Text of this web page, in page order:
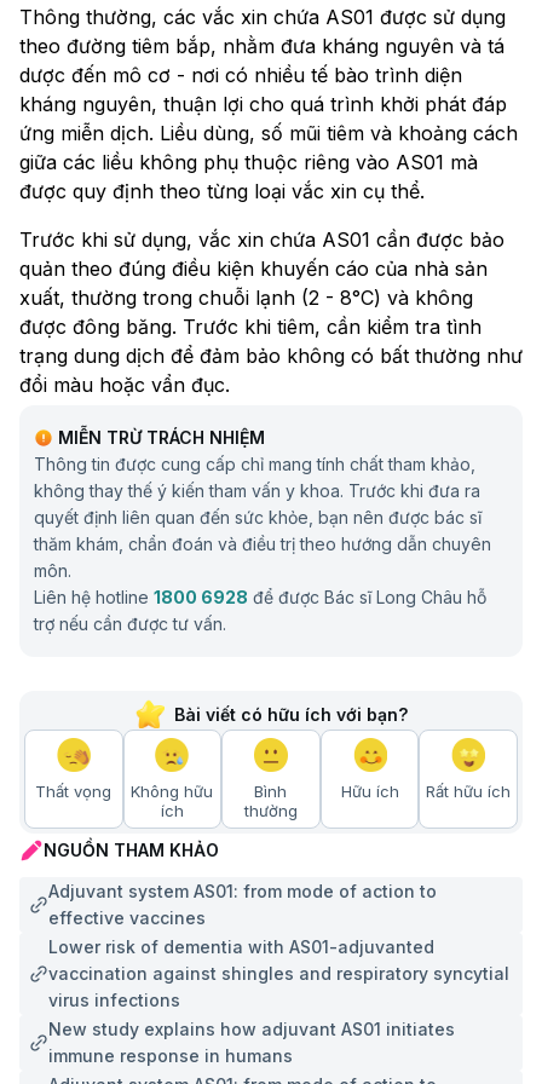
Thông thường, các vắc xin chứa AS01 được sử dụng
theo đường tiêm bắp, nhằm đưa kháng nguyên và tá
dược đến mô cơ - nơi có nhiều tế bào trình diện
kháng nguyên, thuận lợi cho quá trình khởi phát đáp
ứng miễn dịch. Liều dùng, số mũi tiêm và khoảng cách
giữa các liều không phụ thuộc riêng vào AS01 mà
được quy định theo từng loại vắc xin cụ thể.
Trước khi sử dụng, vắc xin chứa AS01 cần được bảo
quản theo đúng điều kiện khuyến cáo của nhà sản
xuất, thường trong chuỗi lạnh (2 - 8°C) và không
được đông băng. Trước khi tiêm, cần kiểm tra tình
trạng dung dịch để đảm bảo không có bất thường như
đổi màu hoặc vẩn đục.
Trong thực hành lâm sàng, việc sử dụng vắc xin chứa
AS01 phải tuân thủ đúng hướng dẫn chuyên môn, bao
gồm chỉ định, chống chỉ định và lịch tiêm chủng,
nhằm đảm bảo hiệu quả miễn dịch tối ưu và an toàn
cho người được tiêm.
Các vắc xin chứa AS01 được sử dụng theo đường tiêm bắp để đưa kháng
Ứng dụng trong đời sống
Trong tiêm chủng và y tế dự phòng
AS01 adjuvant system được ứng dụng chủ yếu trong
các vắc xin nhằm tăng cường hiệu quả bảo vệ trước
MIỄN TRỪ TRÁCH NHIỆM
Thông tin được cung cấp chỉ mang tính chất tham khảo,
không thay thế ý kiến tham vấn y khoa. Trước khi đưa ra
quyết định liên quan đến sức khỏe, bạn nên được bác sĩ
thăm khám, chẩn đoán và điều trị theo hướng dẫn chuyên
môn.
Liên hệ hotline 1800 6928 để được Bác sĩ Long Châu hỗ
trợ nếu cần được tư vấn.
Bài viết có hữu ích với bạn?
Thất vọng
Không hữu
ích
Bình
thường
Hữu ích Rất hữu ích
NGUỒN THAM KHẢO
Adjuvant system AS01: from mode of action to
effective vaccines
Lower risk of dementia with AS01-adjuvanted
vaccination against shingles and respiratory syncytial
virus infections
New study explains how adjuvant AS01 initiates
immune response in humans